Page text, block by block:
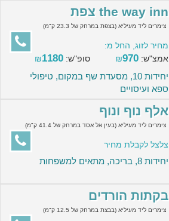
the way inn צפת
צימרים ליד מעיליא (בצפת במרחק של 23.3 ק"מ)
מחיר לזוג, החל מ:
אמצ"ש:
₪970 סופ"ש: ₪1180
יחידות 10, מסעדת שף במקום, טיפולי
ספא ועיסויים
אלף נוף ונוף
צימרים ליד מעיליא (בעין אל אסד במרחק של 41.4 ק"מ)
צלצל לקבלת מחיר
יחידות 8, בריכה, מתאים למשפחות
בקתות הורדים
צימרים ליד מעיליא (בבצת במרחק של 12.5 ק"מ)